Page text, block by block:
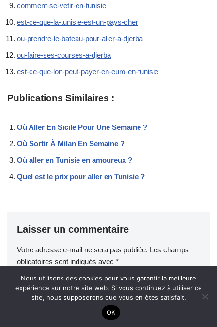
comment-se-vetir-en-tunisie
est-ce-que-la-tunisie-est-un-pays-cher
ou-prendre-le-bateau-pour-aller-a-djerba
ou-faire-ses-courses-a-djerba
est-ce-que-lon-peut-payer-en-euro-en-tunisie
Publications Similaires :
Où Aller En Sicile Pour Une Semaine ?
Où Sortir À Milan En Semaine ?
Où aller en Tunisie en amoureux ?
Quel est le prix pour aller en Tunisie ?
Laisser un commentaire
Votre adresse e-mail ne sera pas publiée. Les champs
obligatoires sont indiqués avec *
Nom*
Nous utilisons des cookies pour vous garantir la meilleure
expérience sur notre site web. Si vous continuez à utiliser ce
site, nous supposerons que vous en êtes satisfait.
OK